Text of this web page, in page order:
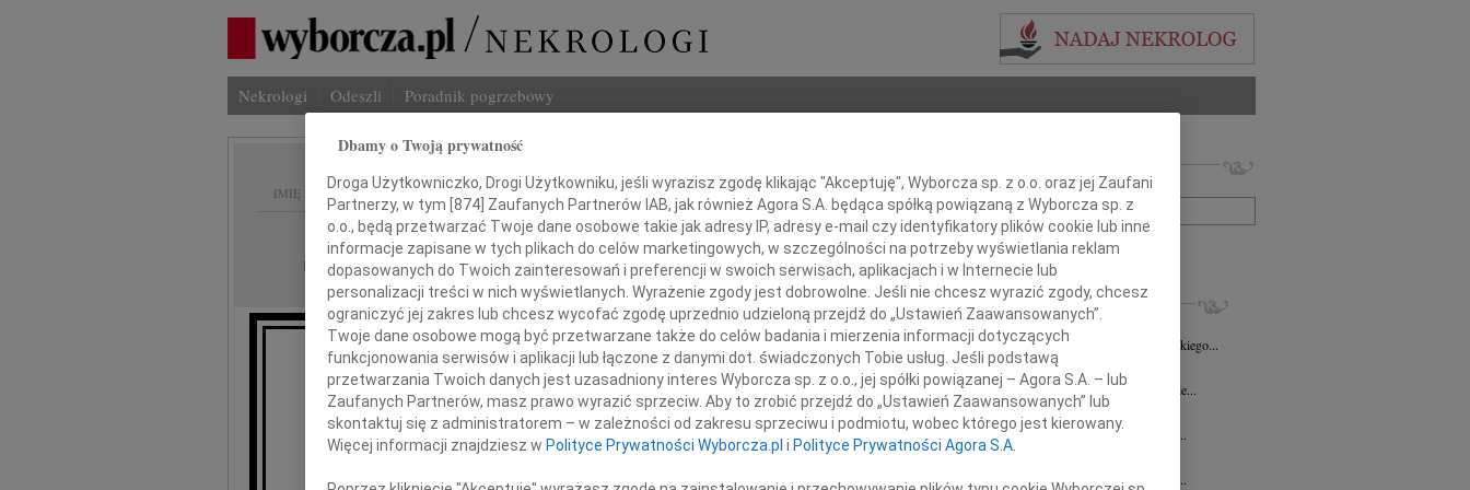
Nekrologi Odeszli Poradnik pogrzebowy
IMIĘ I NAZWISKO:
REGION: Opole
DATA EMISJI: 02.11.2020
Drogiej Ani, Gosi i Rodzinie
składamy wyrazy głębokiego współczucia
z powody śmierci ukochanego
Imię i nazwisko lub numer ogłoszenia:
+ szukanie zaawansowane
INNE NEKROLOGI
05.08.2026Opole
Pani Danucie Juszczak-Puppel wyrazy głębokiego...
23.07.2026Opole
Śmierć zawsze jest niespodziewana, nigdy nie...
Wojciech Pogorzelski
Z głębokim żalem przyjęliśmy wiadomość o...
Janusz Maksym
Z głębokim żalem przyjęliśmy wiadomość o...
Dbamy o Twoją prywatność
Droga Użytkowniczko, Drogi Użytkowniku, jeśli wyrazisz zgodę klikając "Akceptuję", Wyborcza sp. z o.o. oraz jej Zaufani
Partnerzy, w tym [874] Zaufanych Partnerów IAB, jak również Agora S.A. będąca spółką powiązaną z Wyborcza sp. z
o.o., będą przetwarzać Twoje dane osobowe takie jak adresy IP, adresy e-mail czy identyfikatory plików cookie lub inne
informacje zapisane w tych plikach do celów marketingowych, w szczególności na potrzeby wyświetlania reklam
dopasowanych do Twoich zainteresowań i preferencji w swoich serwisach, aplikacjach i w Internecie lub
personalizacji treści w nich wyświetlanych. Wyrażenie zgody jest dobrowolne. Jeśli nie chcesz wyrazić zgody, chcesz
ograniczyć jej zakres lub chcesz wycofać zgodę uprzednio udzieloną przejdź do „Ustawień Zaawansowanych”.
Twoje dane osobowe mogą być przetwarzane także do celów badania i mierzenia informacji dotyczących
funkcjonowania serwisów i aplikacji lub łączone z danymi dot. świadczonych Tobie usług. Jeśli podstawą
przetwarzania Twoich danych jest uzasadniony interes Wyborcza sp. z o.o., jej spółki powiązanej – Agora S.A. – lub
Zaufanych Partnerów, masz prawo wyrazić sprzeciw. Aby to zrobić przejdź do „Ustawień Zaawansowanych” lub
skontaktuj się z administratorem – w zależności od zakresu sprzeciwu i podmiotu, wobec którego jest kierowany.
Więcej informacji znajdziesz w Polityce Prywatności Wyborcza.pl i Polityce Prywatności Agora S.A.